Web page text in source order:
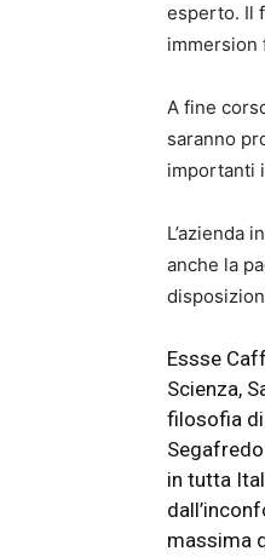
esperto. Il
immersion
A fine
saranno
importanti
L’azienda
anche la
Essse
Scienza,
filosofia
in tutta
massima